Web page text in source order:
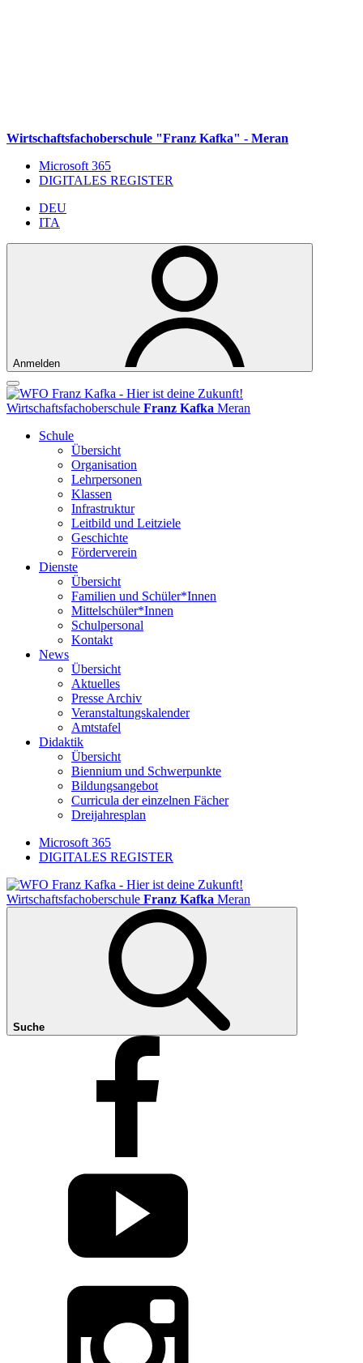
Weiter zum Inhalt
Zum Navigationsmenü gehen
Zur Fußzeile springen
Wirtschaftsfachoberschule "Franz Kafka" - Meran
Microsoft 365
DIGITALES REGISTER
DEU
ITA
Anmelden
Wirtschaftsfachoberschule Franz Kafka Meran
Schule
Übersicht
Organisation
Lehrpersonen
Klassen
Infrastruktur
Leitbild und Leitziele
Geschichte
Förderverein
Dienste
Übersicht
Familien und Schüler*Innen
Mittelschüler*Innen
Schulpersonal
Kontakt
News
Übersicht
Aktuelles
Presse Archiv
Veranstaltungskalender
Amtstafel
Didaktik
Übersicht
Biennium und Schwerpunkte
Bildungsangebot
Curricula der einzelnen Fächer
Dreijahresplan
Microsoft 365
DIGITALES REGISTER
Wirtschaftsfachoberschule Franz Kafka Meran
Suche